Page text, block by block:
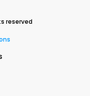
reserved